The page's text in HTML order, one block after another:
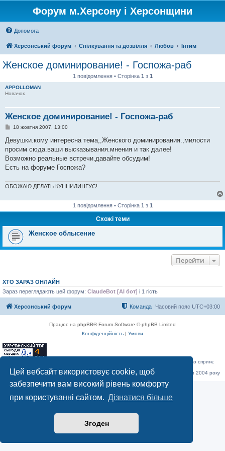
Цей вебсайт використовує cookie, щоб
забезпечити вам високий рівень комфорту
при користуванні сайтом. Дізнатися більше
Згоден
Форум м.Херсону і Херсонщини
Допомога
Херсонський форум Спілкування та дозвілля Любов Інтим
Женское доминирование! - Госпожа-раб
1 повідомлення • Сторінка 1 з 1
APPOLLOMAN
Новачок
Женское доминирование! - Госпожа-раб
П
в
д
о
л
н
н
18 жовтня 2007, 13:00
Девушки.кому интересна тема,,Женского доминирования.,милости
просим сюда.ваши высказывания.мнения и так далее!
Возможно реальные встречи.давайте обсудим!
Есть на форуме Госпожа?
ОБОЖАЮ ДЕЛАТЬ КУННИЛИНГУС!
1 повідомлення • Сторінка 1 з 1
Схожі теми
Женское облысение
Перейти
ХТО ЗАРАЗ ОНЛАЙН
Зараз переглядають цей форум: ClaudeBot [AI бот] і 1 гість
Херсонський форум Часовий пояс UTC+03:00
Команда
Працює на phpBB® Forum Software © phpBB Limited
Конфіденційність | Умови
«Херсонський форум» – приватний, незалежний інтерактивний веб-ресурс, що сприяє
комунікації через глобальну мережу Інтернет.
Відкривайтеhf.uaта приєднуйтесь до дружньої спільноти, яка тут спілкується з 2004 року